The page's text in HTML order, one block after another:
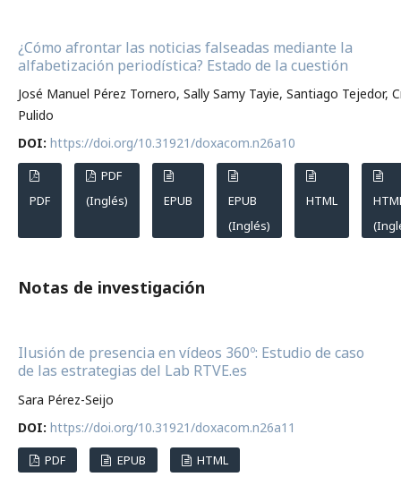
¿Cómo afrontar las noticias falseadas mediante la
alfabetización periodística? Estado de la cuestión
José Manuel Pérez Tornero, Sally Samy Tayie, Santiago Tejedor,
Pulido
DOI: https://doi.org/10.31921/doxacom.n26a10
PDF
PDF
(Inglés)
EPUB
EPUB
(Inglés)
HTML
Notas de investigación
Ilusión de presencia en vídeos 360º: Estudio de caso
de las estrategias del Lab RTVE.es
Sara Pérez-Seijo
DOI: https://doi.org/10.31921/doxacom.n26a11
PDF EPUB HTML